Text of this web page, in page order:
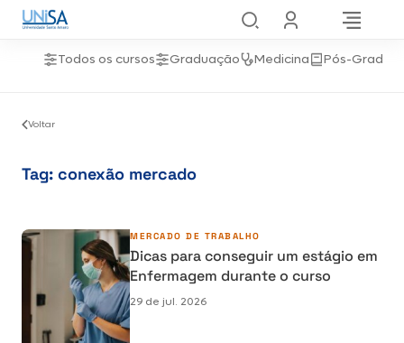
Todos os cursos Graduação Medicina Pós-
Voltar
Tag: conexão mercado
MERCADO DE TRABALHO
Dicas para conseguir um estágio em
Enfermagem durante o curso
29 de jul. 2026